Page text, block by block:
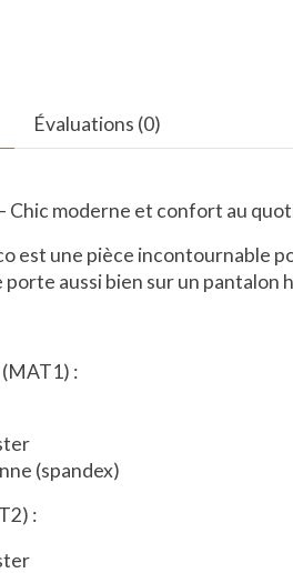
Évaluations (0)
Chic moderne et confort au
est une pièce incontournable
porte aussi bien sur un
:
(spandex)
: